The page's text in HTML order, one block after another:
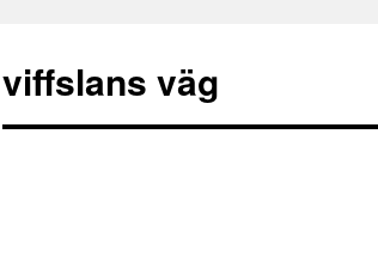
viffslans väg